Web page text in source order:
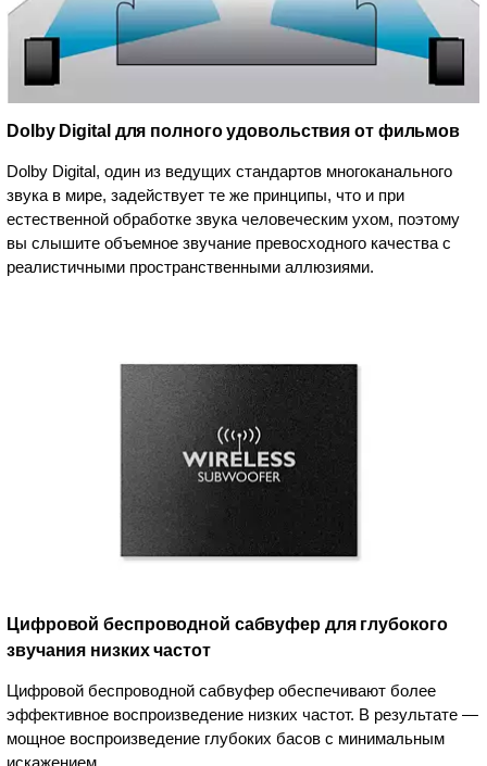
Dolby Digital для полного удовольствия от фильмов
Dolby Digital, один из ведущих стандартов многоканального
звука в мире, задействует те же принципы, что и при
естественной обработке звука человеческим ухом, поэтому
вы слышите объемное звучание превосходного качества с
реалистичными пространственными аллюзиями.
Цифровой беспроводной сабвуфер для глубокого
звучания низких частот
Цифровой беспроводной сабвуфер обеспечивают более
эффективное воспроизведение низких частот. В результате —
мощное воспроизведение глубоких басов с минимальным
искажением.